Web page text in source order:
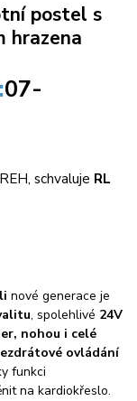
postel s
hrazena
07-
schvaluje RL
nové generace je
, spolehlivé 24V
nohou i celé
ovládání
funkci
na kardiokřeslo.